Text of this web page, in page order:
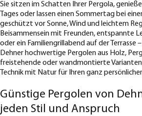
Sie sitzen im Schatten Ihrer Pergola,
Tages oder lassen einen Sommertag bei
geschützt vor Sonne, Wind und leichtem
Beisammensein mit Freunden, entspannte
oder ein Familiengrillabend auf der Terrasse
Dehner hochwertige Pergolen aus Holz,
freistehende oder wandmontierte
Technik mit Natur für Ihren ganz
Günstige Pergolen von
jeden Stil und Anspruch